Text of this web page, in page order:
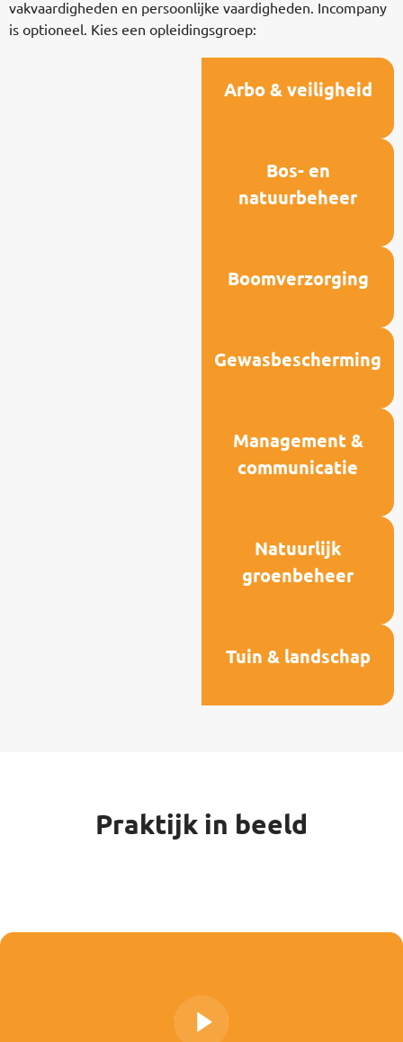
vakvaardigheden en persoonlijke vaardigheden. Incompany
is optioneel. Kies een opleidingsgroep:
Arbo & veiligheid
Bos- en
natuurbeheer
Boomverzorging
Gewasbescherming
Management &
communicatie
Natuurlijk
groenbeheer
Tuin & landschap
Praktijk in beeld